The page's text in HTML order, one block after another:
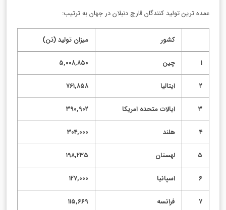
عمده ترین تولید کنندگان قارچ دنبلان در جهان به ترتیب:
کشور میزان تولید (تن)
۱ چین ۵,۰۰۸,۸۵۰
۲ ایتالیا ۷۶۱,۸۵۸
۳ ایالات متحده امریکا ۳۹۰,۹۰۲
۴ هلند ۳۰۴,۰۰۰
۵ لهستان ۱۹۸,۲۳۵
۶ اسپانیا ۱۲۷,۰۰۰
۷ فرانسه ۱۱۵,۶۶۹